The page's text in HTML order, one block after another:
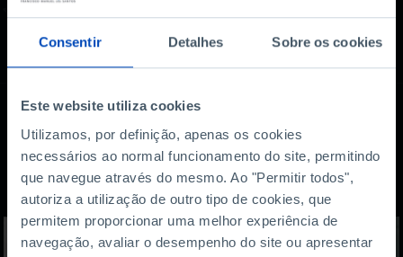
Consentir Detalhes Sobre os cookies
Este website utiliza cookies
Utilizamos, por definição, apenas os cookies
necessários ao normal funcionamento do site, permitindo
que navegue através do mesmo. Ao "Permitir todos",
autoriza a utilização de outro tipo de cookies, que
permitem proporcionar uma melhor experiência de
navegação, avaliar o desempenho do site ou apresentar
Também lhe pode
interessar